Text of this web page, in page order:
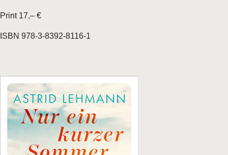
Print 17,– €
ISBN 978-3-8392-8116-1